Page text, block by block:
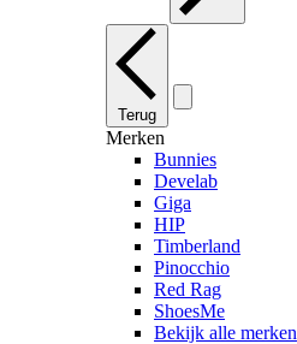
Terug
Merken
Bunnies
Develab
Giga
HIP
Timberland
Pinocchio
Red Rag
ShoesMe
Bekijk alle merken